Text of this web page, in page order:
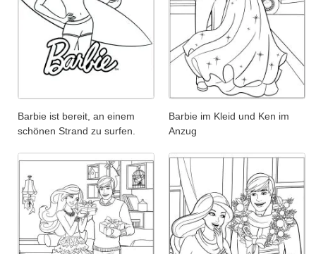
Barbie ist bereit, an einem
schönen Strand zu surfen.
Barbie im Kleid und Ken im
Anzug